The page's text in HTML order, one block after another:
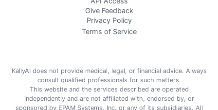
Give Feedback
Privacy Policy
Terms of Service
KallyAI does not provide medical, legal, or financial advice. Always
consult qualified professionals for such matters.
This website and the services described are operated
independently and are not affiliated with, endorsed by, or
sponsored by EPAM Systems, Inc. or any of its subsidiaries. All